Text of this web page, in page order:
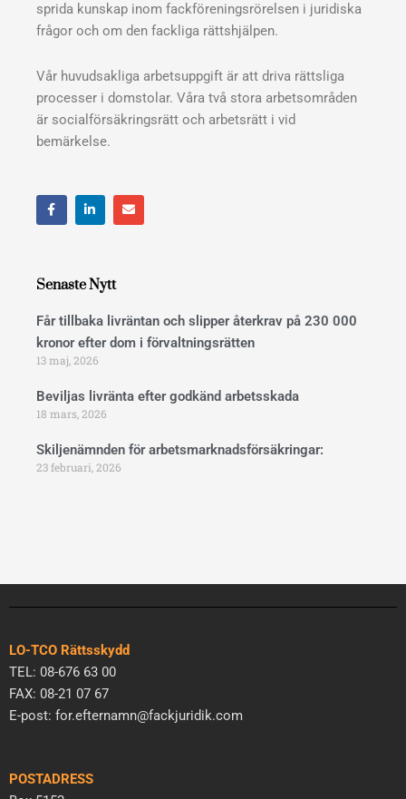
sprida kunskap inom fackföreningsrörelsen i juridiska
frågor och om den fackliga rättshjälpen.
Vår huvudsakliga arbetsuppgift är att driva rättsliga
processer i domstolar. Våra två stora arbetsområden
är socialförsäkringsrätt och arbetsrätt i vid
bemärkelse.
F
a
c
k
L
i
n
i
n
E
n
v
Senaste Nytt
Får tillbaka livräntan och slipper återkrav på 230 000
kronor efter dom i förvaltningsrätten
13 maj, 2026
Beviljas livränta efter godkänd arbetsskada
18 mars, 2026
Skiljenämnden för arbetsmarknadsförsäkringar:
23 februari, 2026
LO-TCO Rättsskydd
TEL: 08-676 63 00
FAX: 08-21 07 67
E-post: for.efternamn@fackjuridik.com
POSTADRESS